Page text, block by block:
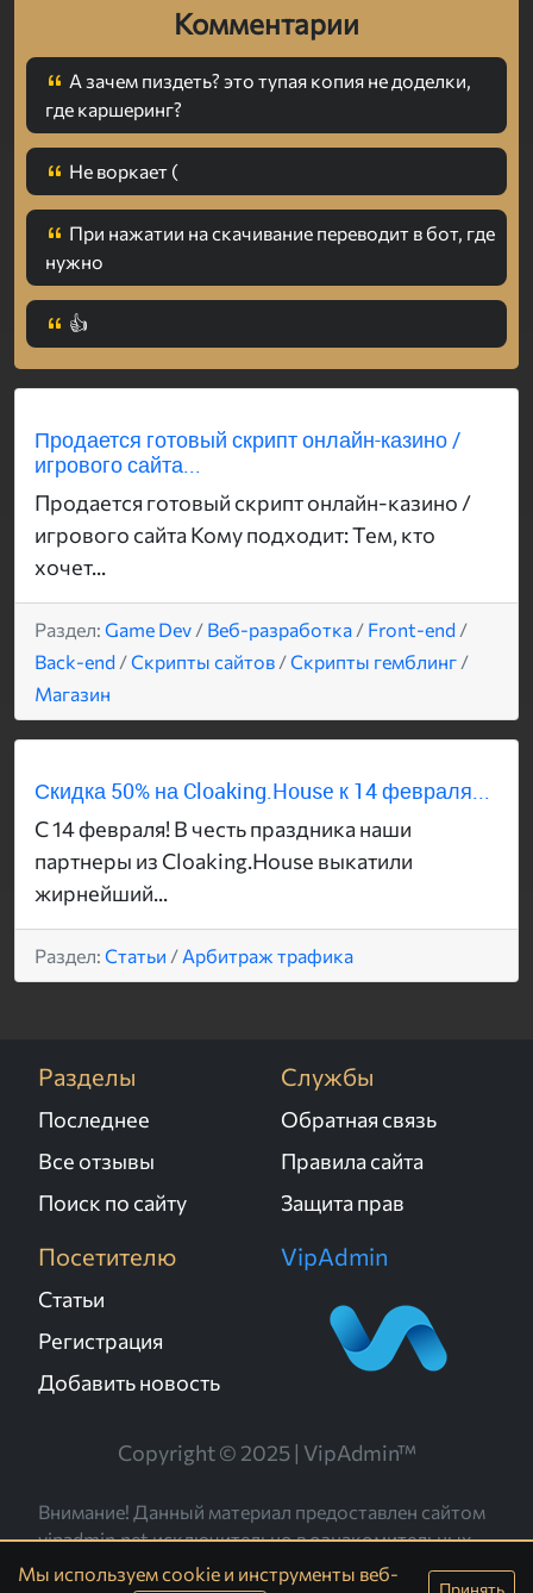
Комментарии
А зачем пиздеть? это тупая копия не доделки,
где каршеринг?
Не воркает (
При нажатии на скачивание переводит в бот, где
нужно
👍
Продается готовый скрипт онлайн-казино /
игрового сайта...
Продается готовый скрипт онлайн-казино /
игрового сайта Кому подходит: Тем, кто
хочет...
Раздел: Game Dev / Веб-разработка / Front-end /
Back-end /Скрипты сайтов /Скрипты гемблинг /
Магазин
Скидка 50% на Cloaking.House к 14 февраля...
С 14 февраля! В честь праздника наши
партнеры из Cloaking.House выкатили
жирнейший...
Раздел: Статьи / Арбитраж трафика
Разделы
Последнее
Все отзывы
Поиск по сайту
Службы
Обратная связь
Правила сайта
Защита прав
Посетителю
Статьи
Регистрация
Добавить новость
VipAdmin
Copyright © 2025 | VipAdmin™
Внимание! Данный материал предоставлен сайтом
vipadmin.net исключительно в ознакомительных
целях. Администрация не несёт ответственности за
Мы используем cookie и инструменты веб-